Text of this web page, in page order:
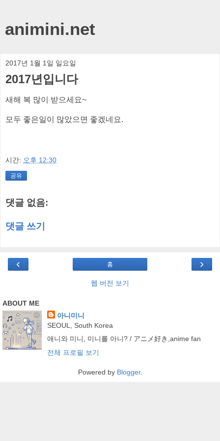
animini.net
2017년 1월 1일 일요일
2017년입니다
새해 복 많이 받으세요~
모두 좋은일이 많았으면 좋겠네요.
시간: 오후 12:30
공유
댓글 없음:
댓글 쓰기
‹ ›
홈
웹 버전 보기
ABOUT ME
아니미니
SEOUL, South Korea
애니와 미니, 미니를 아니? / アニメ好き,anime fan
전체 프로필 보기
Powered by Blogger.